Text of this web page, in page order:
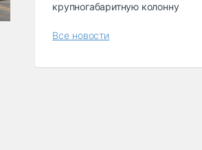
крупногабаритную колонну
Все новости